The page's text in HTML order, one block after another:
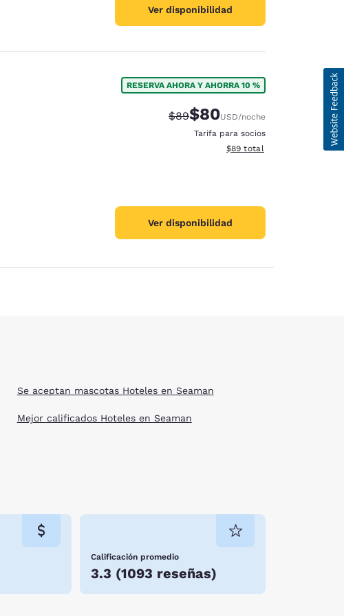
Ver disponibilidad
RESERVA AHORA Y AHORRA 10 %
Precio tachado:
$89Precio con descuento:
$80USD/noche
Tarifa para socios
Ver detalles del total
$89 total
Ver disponibilidad
Se aceptan mascotas Hoteles en Seaman
Mejor calificados Hoteles en Seaman
Calificación promedio
3.3 (1093 reseñas)